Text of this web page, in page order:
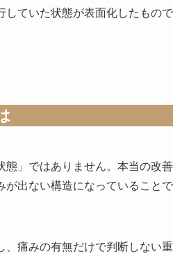
していた状態が表面化したもの
態」ではありません。本当の改
が出ない構造になっていること
、痛みの有無だけで判断しない